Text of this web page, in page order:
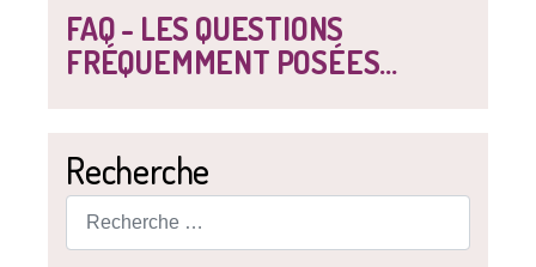
FAQ - LES QUESTIONS
FRÉQUEMMENT POSÉES...
Recherche